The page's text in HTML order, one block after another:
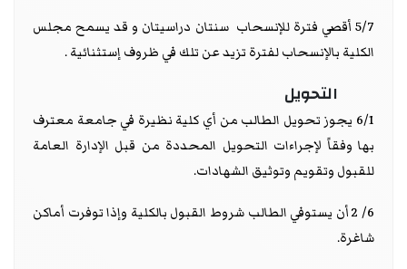
5/7 أقصي فترة للإنسحاب سنتان دراسيتان و قد يسمح مجلس
الكلية بالإنسحاب لفترة تزيد عن تلك في ظروف إستثنائية .
التحويل
6/1 يجوز تحويل الطالب من أي كلية نظيرة في جامعة معترف
بها وفقاً لإجراءات التحويل المحددة من قبل الإدارة العامة
للقبول وتقويم وتوثيق الشهادات.
6/ 2 أن يستوفي الطالب شروط القبول بالكلية وإذا توفرت أماكن
شاغرة.